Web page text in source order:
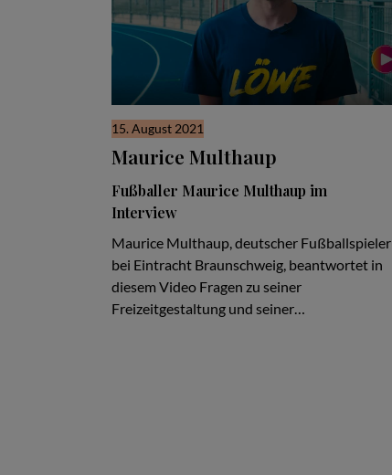
15. August 2021
Maurice Multhaup
Fußballer Maurice Multhaup im
Interview
Maurice Multhaup, deutscher Fußballspieler
bei Eintracht Braunschweig, beantwortet in
diesem Video Fragen zu seiner
Freizeitgestaltung und seiner…